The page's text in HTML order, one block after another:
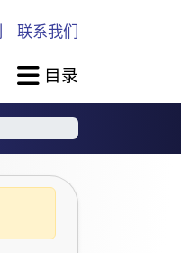
联系我们
目录